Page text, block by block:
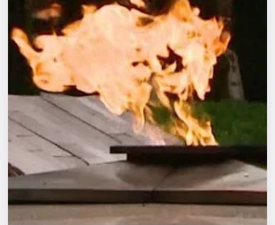
Города
Площадки
Артисты
Рейтинги